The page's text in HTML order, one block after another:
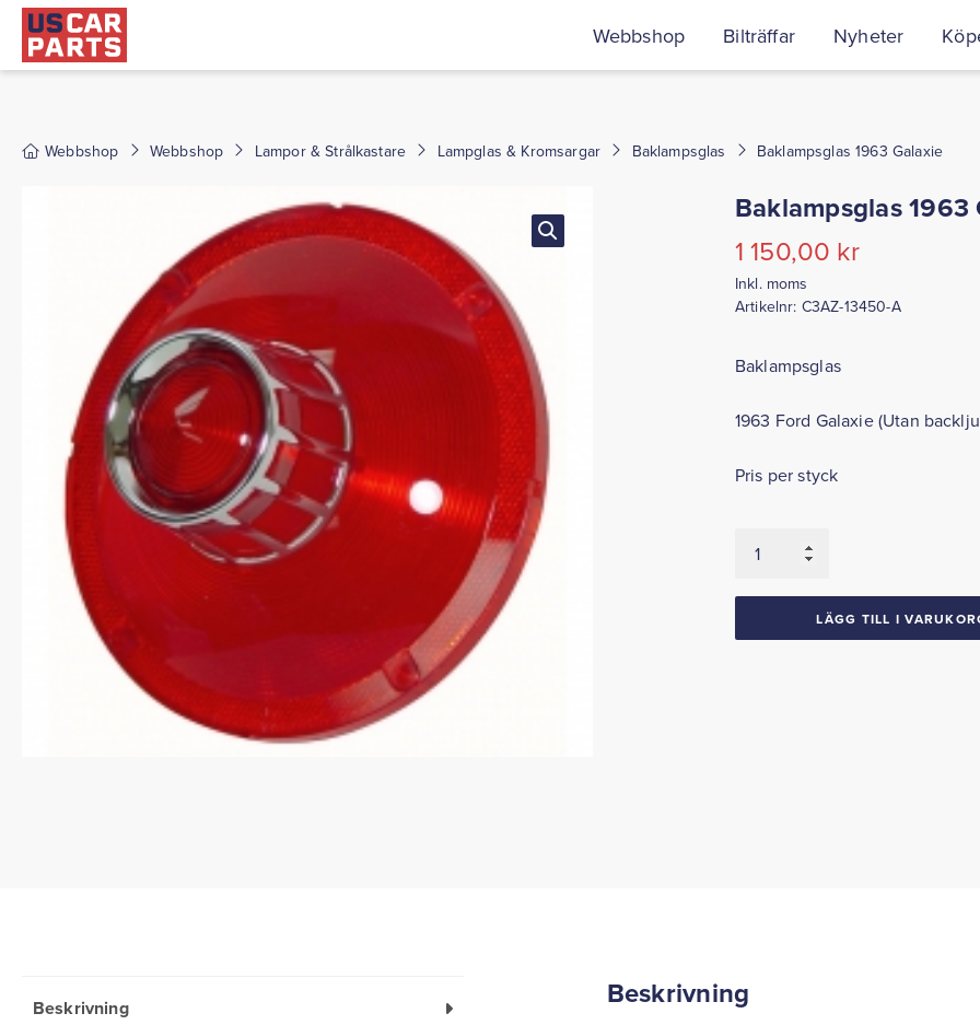
Webbshop Bilträffar Nyheter
Webbshop Webbshop Lampor & Strålkastare Lampglas & Kromsargar Baklampsglas Baklampsglas 1963 Galaxie
Baklampsglas 1963
1 150,00 kr
Inkl. moms
Artikelnr: C3AZ-13450-A
Baklampsglas
1963 Ford Galaxie (Utan
Pris per styck
1963
LÄGG TILL I
Beskrivning Beskrivning